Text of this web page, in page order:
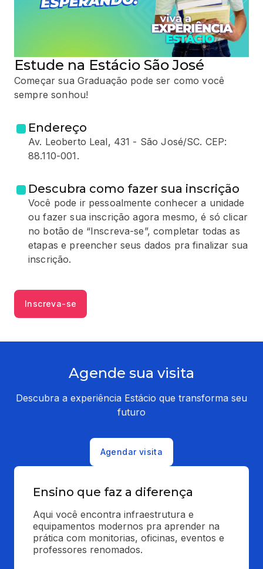
Estude na Estácio São José
Começar sua Graduação pode ser como você
sempre sonhou!
Endereço
Av. Leoberto Leal, 431 - São José/SC. CEP:
88.110-001.
Descubra como fazer sua inscrição
Você pode ir pessoalmente conhecer a unidade
ou fazer sua inscrição agora mesmo, é só clicar
no botão de “Inscreva-se”, completar todas as
etapas e preencher seus dados pra finalizar sua
inscrição.
Inscreva-se
Agende sua visita
Descubra a experiência Estácio que transforma seu
futuro
Agendar visita
Ensino que faz a diferença
Aqui você encontra infraestrutura e
equipamentos modernos pra aprender na
prática com monitorias, oficinas, eventos e
professores renomados.